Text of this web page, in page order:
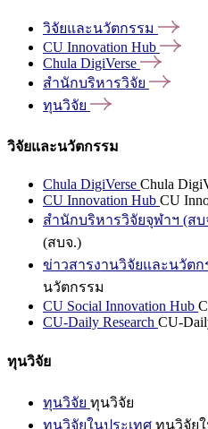
วิจัยและนวัตกรรม
CU Innovation Hub
Chula DigiVerse
สำนักบริหารวิจัย
ทุนวิจัย
วิจัยและนวัตกรรม
Chula DigiVerse Chula
CU Innovation Hub CU
สำนักบริหารวิจัยจุฬาฯ (สบ
(สบจ.)
ข่าวสารงานวิจัยและนวัตก
นวัตกรรม
CU Social Innovation Hub
CU-Daily Research CU-
ทุนวิจัย
ทุนวิจัย ทุนวิจัย
ทุนวิจัยในประเทศ ทุนวิจัย